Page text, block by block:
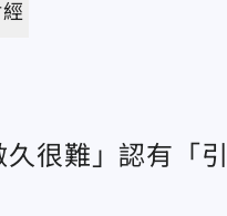
很難」認有「